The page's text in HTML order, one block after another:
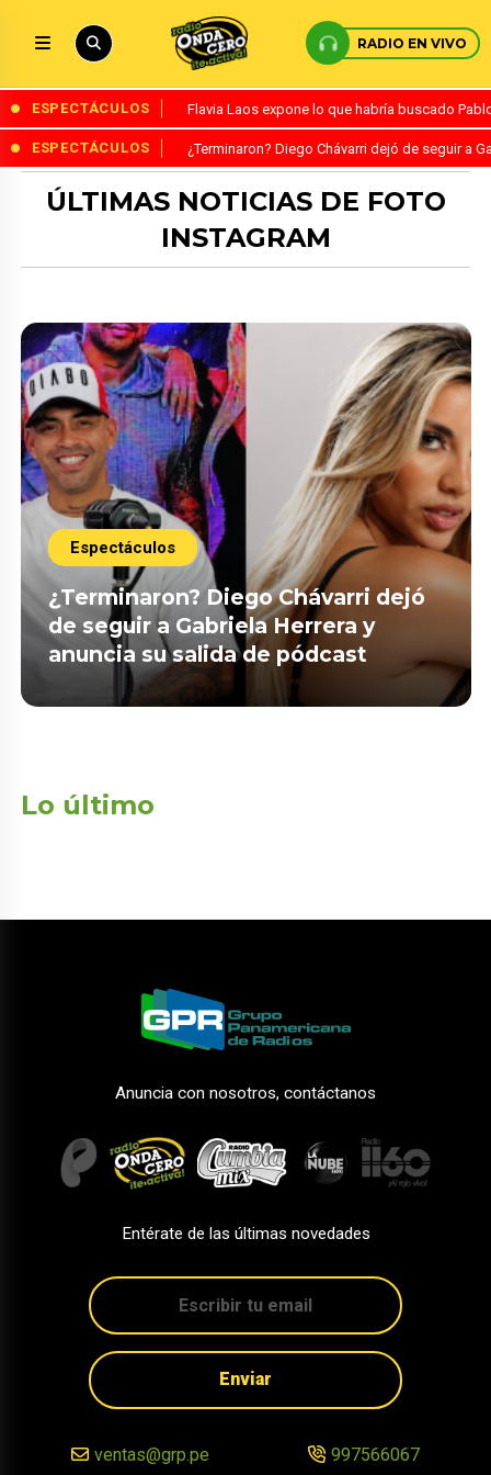
RADIO EN VIVO
ESPECTÁCULOS Flavia Laos expone lo que habría buscado
ESPECTÁCULOS ¿Terminaron? Diego Chávarri dejó de seguir a
ÚLTIMAS NOTICIAS DE FOTO
INSTAGRAM
Espectáculos
¿Terminaron? Diego Chávarri dejó
de seguir a Gabriela Herrera y
anuncia su salida de pódcast
Lo último
Anuncia con nosotros, contáctanos
Entérate de las últimas novedades
Enviar
ventas@grp.pe 997566067